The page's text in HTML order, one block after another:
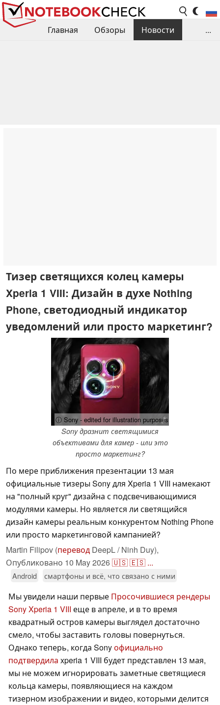
Главная Обзоры
Новости
...
Тизер светящихся колец камеры
Xperia 1 VIII: Дизайн в духе Nothing
Phone, светодиодный индикатор
уведомлений или просто маркетинг?
ⓘ Sony - edited for illustration purposes
Sony дразнит светящимися
объективами для камер - или это
просто маркетинг?
По мере приближения презентации 13 мая
официальные тизеры Sony для Xperia 1 VIII намекают
на "полный круг" дизайна с подсвечивающимися
модулями камеры. Но является ли светящийся
дизайн камеры реальным конкурентом Nothing Phone
или просто маркетинговой кампанией?
Martin Filipov (перевод DeepL / Ninh Duy),
Опубликовано 10 May 2026🇺🇸🇪🇸 ...
Android смартфоны и всё, что связано с ними
Мы увидели наши первые Просочившиеся рендеры
Sony Xperia 1 VIII еще в апреле, и в то время
квадратный остров камеры выглядел достаточно
смело, чтобы заставить головы повернуться.
Однако теперь, когда Sonyофициально
подтвердила xperia 1 VIII будет представлен 13 мая,
мы не можем игнорировать заметные светящиеся
кольца камеры, появляющиеся на каждом
тизерном изображении и видео, которыми делится